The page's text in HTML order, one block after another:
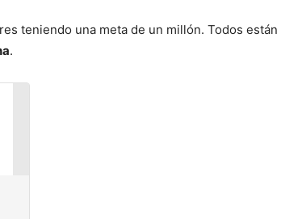
teniendo una meta de un millón. Todos están
.